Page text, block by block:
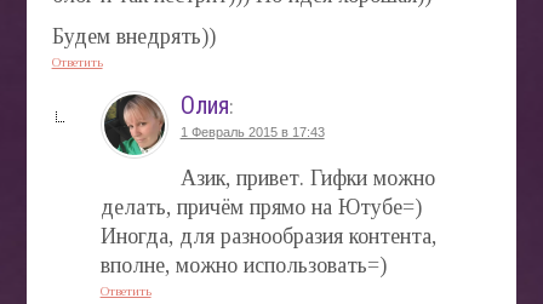
Будем внедрять))
Ответить
Олия:
1 Февраль 2015 в 17:43
Азик, привет. Гифки можно
делать, причём прямо на Ютубе=)
Иногда, для разнообразия контента,
вполне, можно использовать=)
Ответить